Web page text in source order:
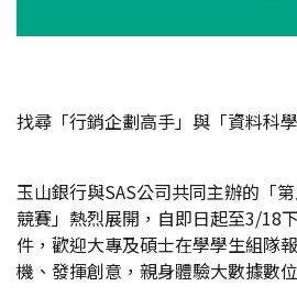
找尋「行銷企劃高手」與「資料科學
玉山銀行與SAS公司共同主辦的「
競賽」熱烈展開，自即日起至3/18
件，歡迎大專及碩士在學學生組隊
機、發揮創意，親身體驗大數據數